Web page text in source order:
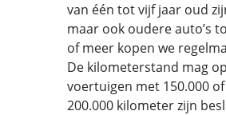
van één tot vijf jaar oud
maar ook oudere auto’s
of meer kopen we
De kilometerstand mag
voertuigen met 150.000 of
200.000 kilometer zijn